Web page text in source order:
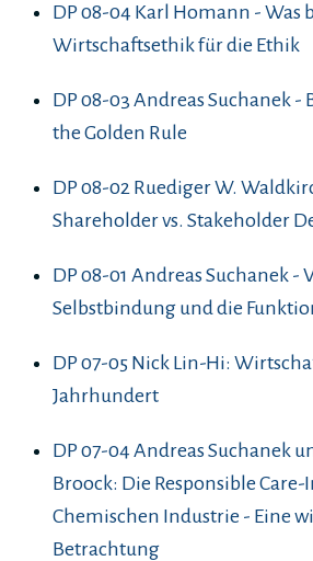
DP 08-04 Karl Homann - Was
Wirtschaftsethik für die Ethik
DP 08-03 Andreas Suchanek -
the Golden Rule
DP 08-02 Ruediger W.
Shareholder vs. Stakeholder
DP 08-01 Andreas Suchanek -
Selbstbindung und die
DP 07-05 Nick Lin-Hi:
Jahrhundert
DP 07-04 Andreas Suchanek
Broock: Die Responsible
Chemischen Industrie - Eine
Betrachtung